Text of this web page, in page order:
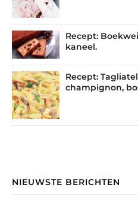
Recept:
kaneel.
Recept:
champignon,
NIEUWSTE BERICHTEN